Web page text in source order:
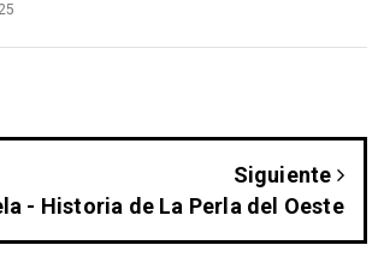
Siguiente
- Historia de La Perla del Oeste